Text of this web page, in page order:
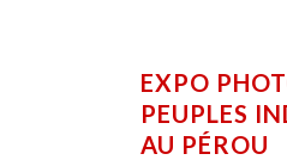
EXPO
PEUPLES
AU PÉROU